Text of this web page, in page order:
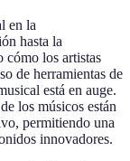
en la
hasta la
cómo los artistas
de herramientas de
está en auge.
los músicos están
permitiendo una
innovadores.